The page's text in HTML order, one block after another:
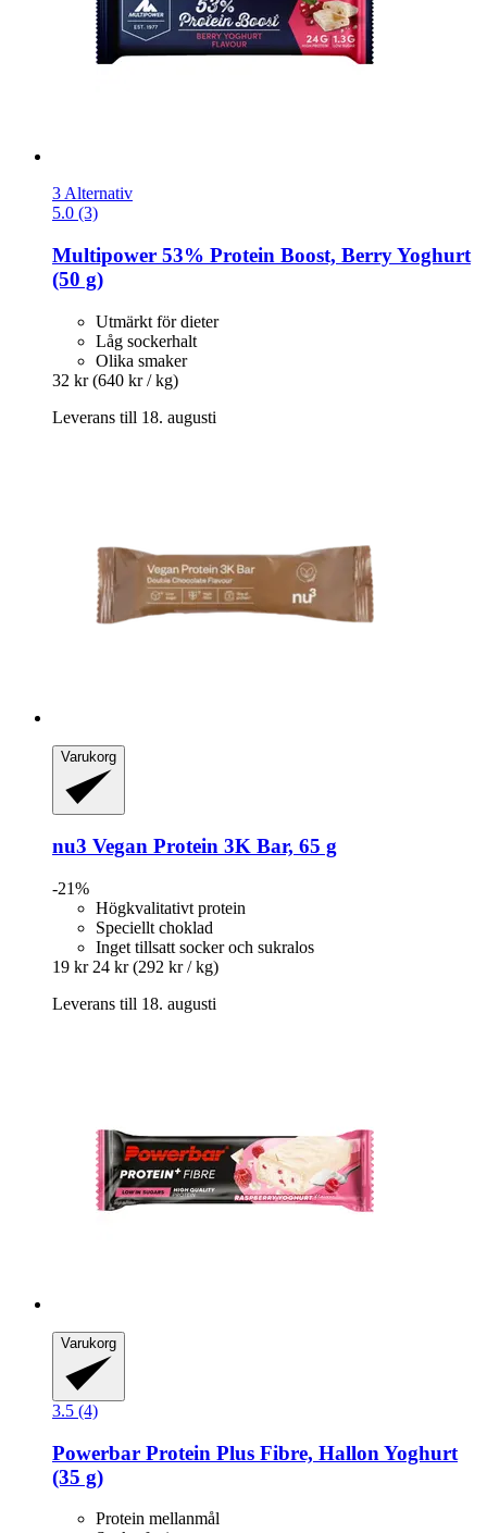
3 Alternativ
5.0 (3)
Multipower 53% Protein Boost, Berry Yoghurt
(50 g)
Utmärkt för dieter
Låg sockerhalt
Olika smaker
32 kr (640 kr / kg)
Leverans till 18. augusti
Varukorg
nu3 Vegan Protein 3K Bar, 65 g
-21%
Högkvalitativt protein
Speciellt choklad
Inget tillsatt socker och sukralos
19 kr 24 kr (292 kr / kg)
Leverans till 18. augusti
Varukorg
3.5 (4)
Powerbar Protein Plus Fibre, Hallon Yoghurt
(35 g)
Protein mellanmål